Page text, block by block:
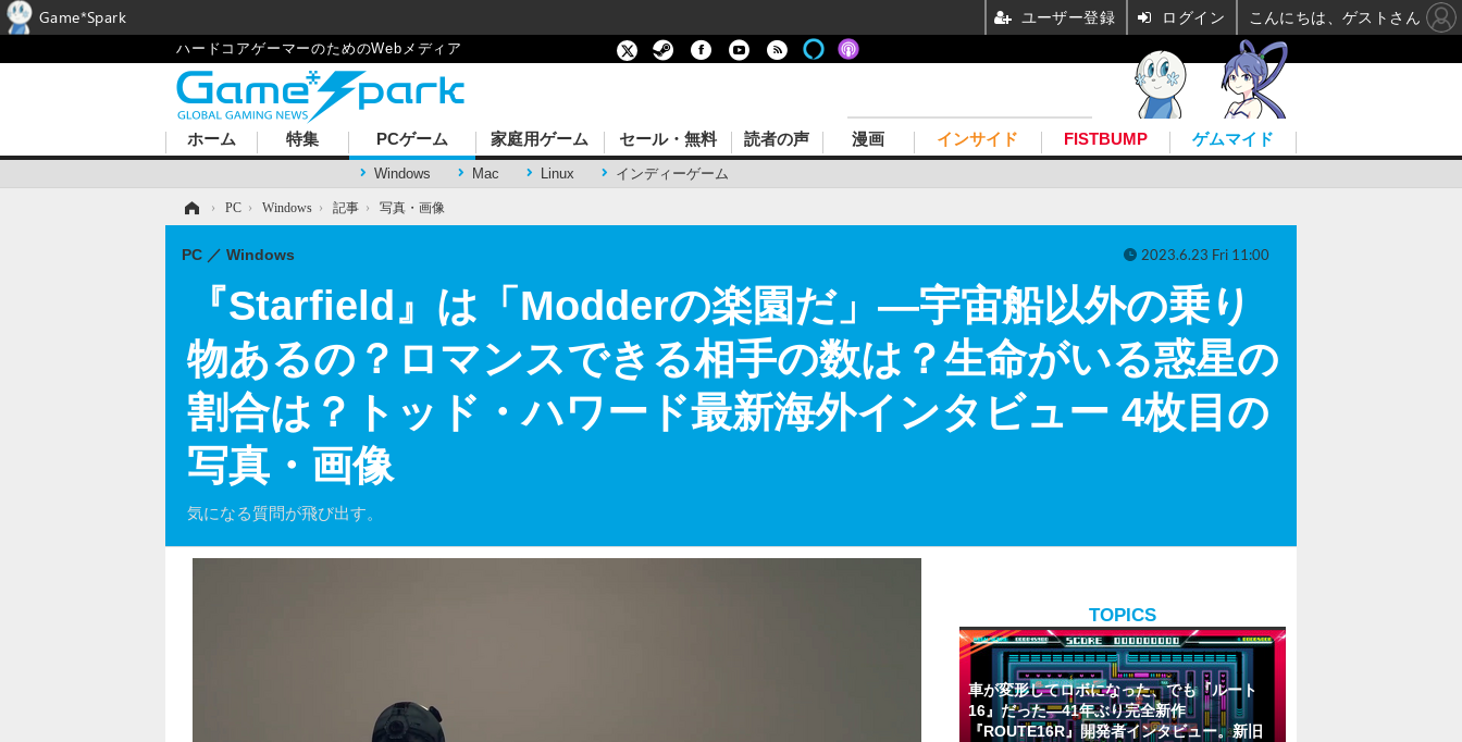
ハードコアゲーマーのためのWebメディア
ホーム 特集 PCゲーム
Windows Mac Linux インディーゲーム
家庭用ゲーム セール・無料 読者の声 漫画 インサイド FISTBUMP ゲムマイド
› PC › Windows › 記事 › 写真・画像
『Starfield』は「Modderの楽園だ」―宇宙船以外の乗り
物あるの？ロマンスできる相手の数は？生命がいる惑星の
割合は？トッド・ハワード最新海外インタビュー 4枚目の
写真・画像
気になる質問が飛び出す。
PC Windows 2023.6.23 Fri 11:00
TOPICS
車が変形してロボになった、でも『ルート
16』だった―41年ぶり完全新作
『ROUTE16R』開発者インタビュー。新旧
Game*Spark ユーザー登録 ログイン こんにちは、ゲストさん